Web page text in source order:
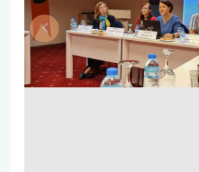
Previous